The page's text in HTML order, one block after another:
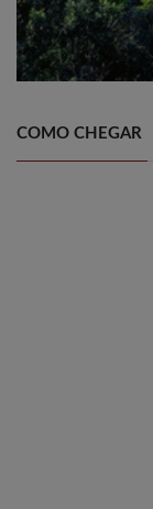
COMO CHEGAR